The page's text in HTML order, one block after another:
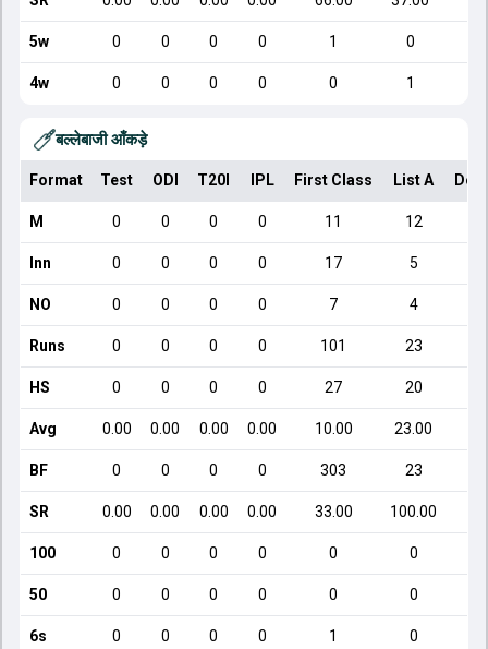
5w 0 0 0 0 1 0
4w 0 0 0 0 0 1
बल्लेबाजी आँकड़े
Format Test ODI T20I IPL First Class List A
M 0 0 0 0 11 12
Inn 0 0 0 0 17 5
NO 0 0 0 0 7 4
Runs 0 0 0 0 101 23
HS 0 0 0 0 27 20
Avg 0.00 0.00 0.00 0.00 10.00 23.00
BF 0 0 0 0 303 23
SR 0.00 0.00 0.00 0.00 33.00 100.00
100 0 0 0 0 0 0
50 0 0 0 0 0 0
6s 0 0 0 0 1 0